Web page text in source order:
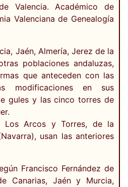
Valencia. Académico de
Valenciana de Genealogía
Jaén, Almería, Jerez de la
poblaciones andaluzas,
que anteceden con las
modificaciones en sus
gules y las cinco torres de
Arcos y Torres, de la
usan las anteriores
Francisco Fernández de
Canarias, Jaén y Murcia,